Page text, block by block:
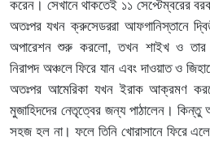
অতঃপর যখন ক্রুসেডররা আফগানিস্তানে
অপারেশন শুরু করলো, তখন শাইখ ও তার
নিরাপদ অঞ্চলে ফিরে যান এবং দাওয়াত ও
অতঃপর আমেরিকা যখন ইরাক আক্রমণ
মুজাহিদদের নেতৃত্বের জন্য পাঠালেন।
সহজ হল না। ফলে তিনি খোরাসানে ফিরে